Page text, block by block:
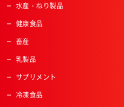
水産・ねり製品
健康食品
畜産
乳製品
サプリメント
冷凍食品